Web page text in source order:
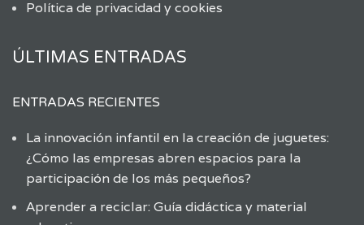
Política de privacidad y cookies
ÚLTIMAS ENTRADAS
ENTRADAS RECIENTES
La innovación infantil en la creación de juguetes:
¿Cómo las empresas abren espacios para la
participación de los más pequeños?
Aprender a reciclar: Guía didáctica y material